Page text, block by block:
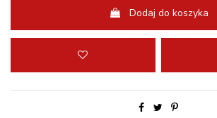
Dodaj do koszyka